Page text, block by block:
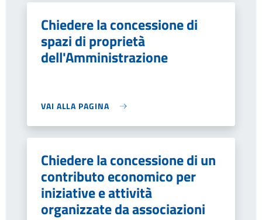
Chiedere la concessione di
spazi di proprietà
dell'Amministrazione
VAI ALLA PAGINA
Chiedere la concessione di un
contributo economico per
iniziative e attività
organizzate da associazioni